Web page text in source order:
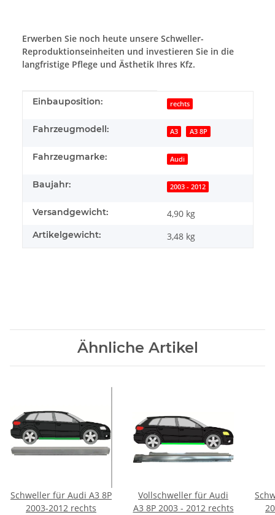
Erwerben Sie noch heute unsere Schweller-
Reproduktionseinheiten und investieren Sie in die
langfristige Pflege und Ästhetik Ihres Kfz.
Produkteigenschaft
Wert
Einbauposition: rechts
Fahrzeugmodell: A3 A3 8P
Fahrzeugmarke: Audi
Baujahr: 2003 - 2012
Versandgewicht: 4,90 kg
Artikelgewicht: 3,48 kg
Ähnliche Artikel
Schweller für Audi A3 8P
2003-2012 rechts
Vollschweller für Audi
A3 8P 2003 - 2012 rechts